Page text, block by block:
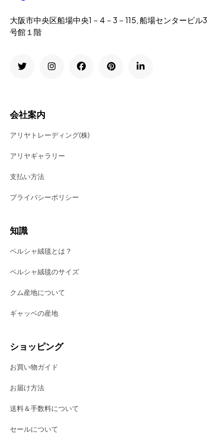
大阪市中央区船場中央1－4－3－115, 船場センタービル3
号館１階
会社案内
アリヤトレーディング(株)
アリヤギャラリー
支払い方法
プライバシーポリシー
知識
ペルシャ絨毯とは？
ペルシャ絨毯のサイズ
クム産地について
ギャッベの産地
ショッピング
お買い物ガイド
お届け方法
送料＆手数料について
セールについて